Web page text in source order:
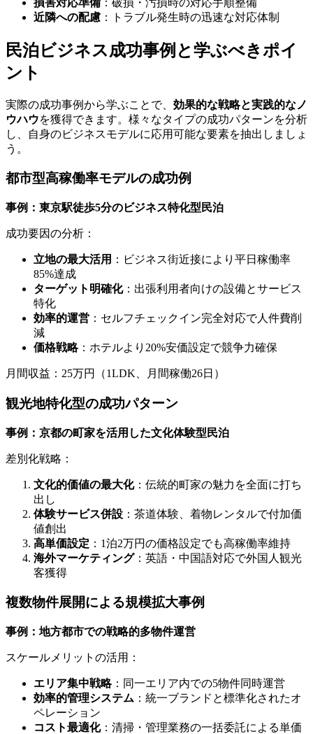
近隣への配慮 ：トラブル発生時の迅速な対応体制
民泊ビジネス成功事例と学ぶべきポイ
ント
実際の成功事例から学ぶことで、 効果的な戦略と実践的なノ
ウハウを獲得できます。様々なタイプの成功パターンを分析
し、自身のビジネスモデルに応用可能な要素を抽出しましょ
う。
都市型高稼働率モデルの成功例
事例：東京駅徒歩5分のビジネス特化型民泊
成功要因の分析：
立地の最大活用 ：ビジネス街近接により平日稼働率
85%達成
ターゲット明確化：出張利用者向けの設備とサービス
特化
効率的運営 ：セルフチェックイン完全対応で人件費削
減
価格戦略：ホテルより20%安価設定で競争力確保
月間収益：25万円（1LDK、月間稼働26日）
観光地特化型の成功パターン
事例：京都の町家を活用した文化体験型民泊
差別化戦略：
文化的価値の最大化：伝統的町家の魅力を全面に打ち
出し
体験サービス併設 ：茶道体験、着物レンタルで付加価
値創出
高単価設定 ：1泊2万円の価格設定でも高稼働率維持
海外マーケティング：英語・中国語対応で外国人観光
客獲得
複数物件展開による規模拡大事例
事例：地方都市での戦略的多物件運営
スケールメリットの活用：
エリア集中戦略：同一エリア内での5物件同時運営
効率的管理システム ：統一ブランドと標準化されたオ
ペレーション
コスト最適化：清掃・管理業務の一括委託による単価